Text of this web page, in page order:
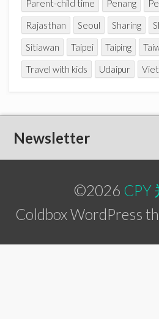
Parent-child time
Penang
Rajasthan
Seoul Sharing
Sitiawan
Taipei Taiping
Travel with kids
Udaipur
Newsletter
©2026 CPY
Coldbox WordPress